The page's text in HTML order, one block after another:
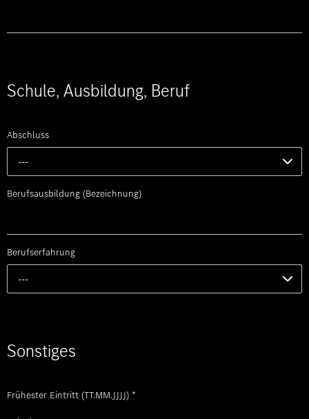
Schule, Ausbildung, Beruf
Abschluss
---
Berufsausbildung (Bezeichnung)
Berufserfahrung
---
Sonstiges
Frühester Eintritt (TT.MM.JJJJ) *